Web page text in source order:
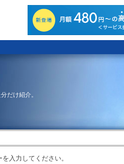
だけ紹介。
入力してください。